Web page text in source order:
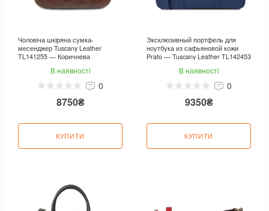
Чоловіча шкіряна сумка-
месенджер Tuscany Leather
TL141255 — Коричнева
В наявності
0
8750₴
КУПИТИ
Эксклюзивный портфель для
ноутбука из сафьяновой кожи
Prato — Tuscany Leather TL142453
В наявності
0
9350₴
КУПИТИ